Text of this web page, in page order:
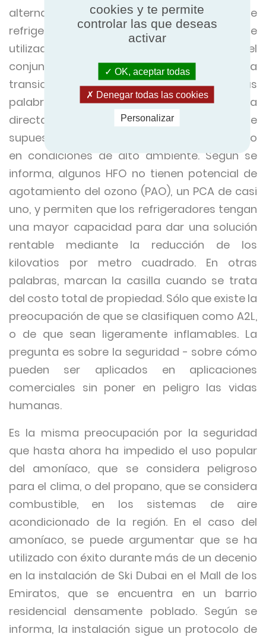
alternativas a la actual elección preferida de
refrigerantes, incluido el ampliamente
utilizado R-410A. Se habla de los HFO como el
conjunto de refrigerantes que pueden saltar la
transición del R-134A al R-410A. En otras
palabras, se pide que se sustituya
directamente el R-134A por los HFO, que
supuestamente tienen un mejor rendimiento
en condiciones de alto ambiente. Según se
informa, algunos HFO no tienen potencial de
agotamiento del ozono (PAO), un PCA de casi
uno, y permiten que los refrigeradores tengan
una mayor capacidad para dar una solución
rentable mediante la reducción de los
kilovatios por metro cuadrado. En otras
palabras, marcan la casilla cuando se trata
del costo total de propiedad. Sólo que existe la
preocupación de que se clasifiquen como A2L,
o de que sean ligeramente inflamables. La
pregunta es sobre la seguridad - sobre cómo
pueden ser aplicados en aplicaciones
comerciales sin poner en peligro las vidas
humanas.
Es la misma preocupación por la seguridad
que hasta ahora ha impedido el uso popular
del amoníaco, que se considera peligroso
para el clima, o del propano, que se considera
combustible, en los sistemas de aire
acondicionado de la región. En el caso del
amoníaco, se puede argumentar que se ha
utilizado con éxito durante más de un decenio
en la instalación de Ski Dubai en el Mall de los
Emiratos, que se encuentra en un barrio
residencial densamente poblado. Según se
informa, la instalación sigue un protocolo de
cookies y te permite
controlar las que deseas
activar
OK, aceptar todas
Denegar todas las cookies
Personalizar